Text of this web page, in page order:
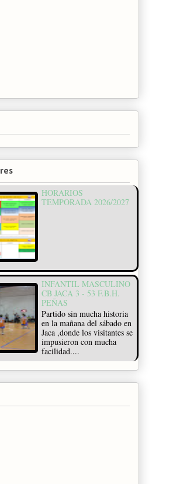
HORARIOS
TEMPORADA 2026/2027
INFANTIL MASCULINO
CB JACA 3 - 53 F.B.H.
PEÑAS
Partido sin mucha historia
en la mañana del sábado en
Jaca ,donde los visitantes se
impusieron con mucha
facilidad....